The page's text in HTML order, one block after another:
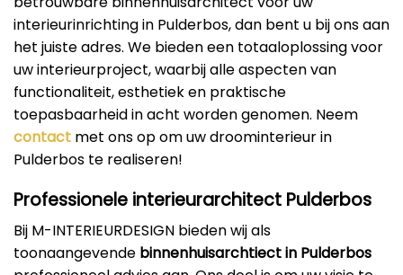
interieurinrichting in Pulderbos, dan bent u bij ons aan
het juiste adres. We bieden een totaaloplossing voor
uw interieurproject, waarbij alle aspecten van
functionaliteit, esthetiek en praktische
toepasbaarheid in acht worden genomen. Neem
contact met ons op om uw droominterieur in
Pulderbos te realiseren!
Professionele interieurarchitect Pulderbos
Bij M-INTERIEURDESIGN bieden wij als
toonaangevende binnenhuisarchtiect in Pulderbos